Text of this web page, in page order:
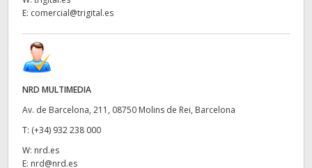
E: comercial@trigital.es
NRD MULTIMEDIA
Av. de Barcelona, 211, 08750 Molins de Rei, Barcelona
T: (+34) 932 238 000
W: nrd.es
E: nrd@nrd.es